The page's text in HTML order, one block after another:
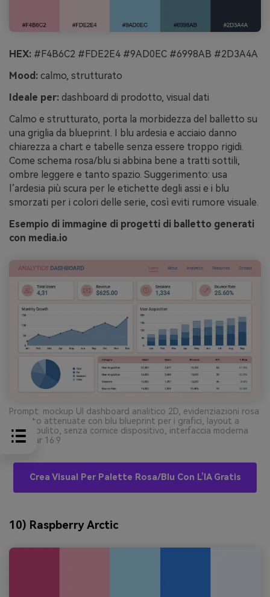
HEX: #F4B6C2 #FDE2E4 #9AD0EC #6998AB #2D3A4A
Mood: calmo, strutturato
Ideale per: dashboard di prodotto, visual dati
Calmo e strutturato, porta la morbidezza del balletto su
una griglia da blueprint. I blu ardesia e acciaio danno
chiarezza a chart e tabelle senza essere troppo rigidi.
Come schema rosa/blu si abbina bene a tratti sottili,
ombre leggere e tanto spazio. Suggerimento: usa
l’ardesia più scura per le etichette degli assi e i blu
smorzati per i colori delle serie, così eviti rumore visuale.
Esempio di immagine di progetti di balletto generati
con media.io
Prompt: mockup UI dashboard analitico 2D, evidenziazioni rosa
balletto attenuate con blu blueprint per i grafici, layout a
griglia pulito, senza cornice dispositivo, interfaccia moderna
flat --ar 16:9
Crea Visual Per Palette Rosa/blu Con L’IA Gratis
10) Raspberry Arctic